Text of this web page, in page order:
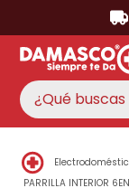
¿Qué buscas
PARRILLA INTERIOR
TÉRMINOS
1. aire